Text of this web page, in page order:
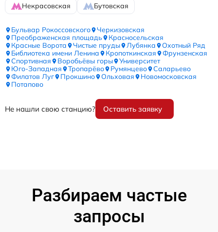
Некрасовская
Бутовская
Бульвар Рокоссовского
Черкизовская
Преображенская площадь
Красносельская
Красные Ворота
Чистые пруды Лубянка
Охотный Ряд
Библиотека имени Ленина
Кропоткинская
Фрунзенская
Спортивная
Воробьёвы горы
Университет
Юго-Западная
Тропарёво Румянцево
Саларьево
Филатов Луг
Прокшино Ольховая
Новомосковская
Потапово
Не нашли свою станцию? Оставить заявку
Разбираем частые
запросы